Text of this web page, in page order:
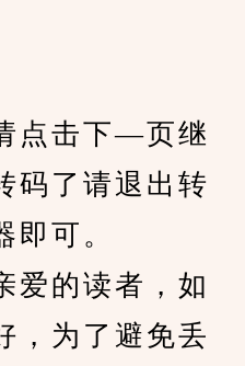
击下—页继
码了请退出转
即可。
的读者，如
，为了避免丢